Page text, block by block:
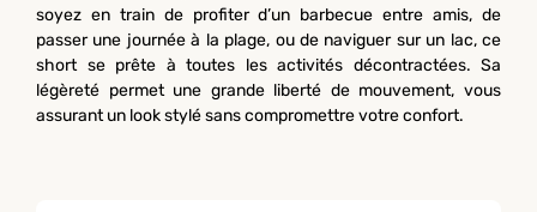
soyez en train de profiter d’un barbecue entre amis, de
passer une journée à la plage, ou de naviguer sur un lac, ce
short se prête à toutes les activités décontractées. Sa
légèreté permet une grande liberté de mouvement, vous
assurant un look stylé sans compromettre votre confort.